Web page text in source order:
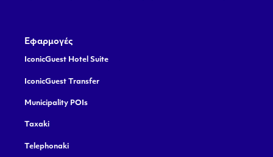
Εφαρμογές
IconicGuest Hotel Suite
IconicGuest Transfer
Municipality POIs
Taxaki
Telephonaki